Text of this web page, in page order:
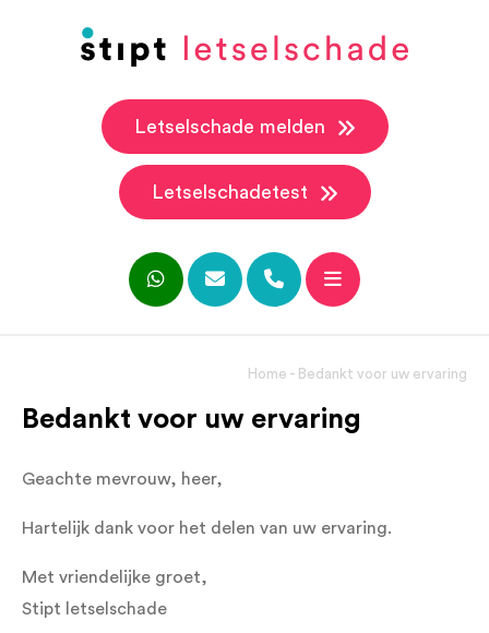
Letselschade melden
Letselschadetest
Home - Bedankt voor uw ervaring
Bedankt voor uw ervaring
Geachte mevrouw, heer,
Hartelijk dank voor het delen van uw ervaring.
Met vriendelijke groet,
Stipt letselschade